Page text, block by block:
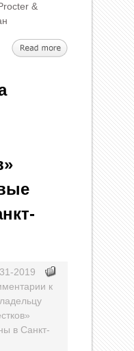
&
2019
к
в Санкт-